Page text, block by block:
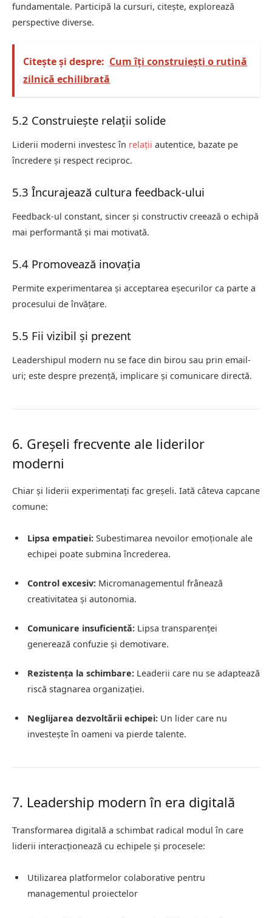
fundamentale. Participă la cursuri, citește, explorează
perspective diverse.
Citește și despre: Cum îți construiești o rutină
zilnică echilibrată
5.2 Construiește relații solide
Liderii moderni investesc în relații autentice, bazate pe
încredere și respect reciproc.
5.3 Încurajează cultura feedback-ului
Feedback-ul constant, sincer și constructiv creează o echipă
mai performantă și mai motivată.
5.4 Promovează inovația
Permite experimentarea și acceptarea eșecurilor ca parte a
procesului de învățare.
5.5 Fii vizibil și prezent
Leadershipul modern nu se face din birou sau prin email-
uri; este despre prezență, implicare și comunicare directă.
6. Greșeli frecvente ale liderilor
moderni
Chiar și liderii experimentați fac greșeli. Iată câteva capcane
comune:
Lipsa empatiei: Subestimarea nevoilor emoționale ale
echipei poate submina încrederea.
Control excesiv: Micromanagementul frânează
creativitatea și autonomia.
Comunicare insuficientă: Lipsa transparenței
generează confuzie și demotivare.
Rezistența la schimbare: Leaderii care nu se adaptează
riscă stagnarea organizației.
Neglijarea dezvoltării echipei: Un lider care nu
investește în oameni va pierde talente.
7. Leadership modern în era digitală
Transformarea digitală a schimbat radical modul în care
liderii interacționează cu echipele și procesele:
Utilizarea platformelor colaborative pentru
managementul proiectelor